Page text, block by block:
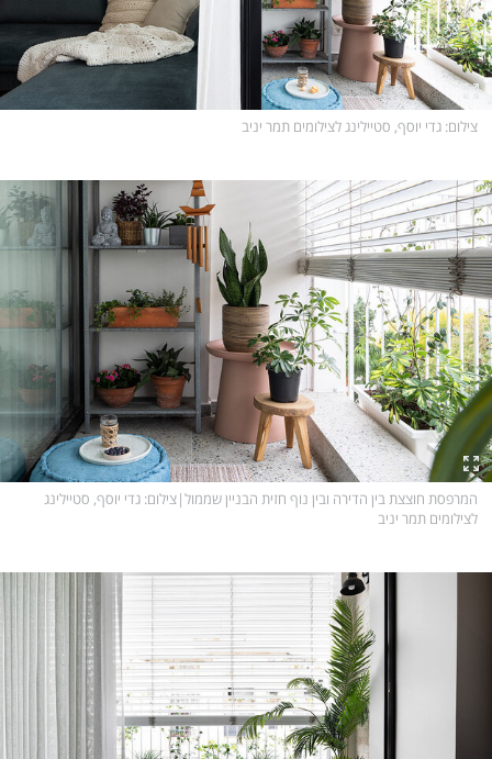
צילום: גדי יוסף, סטיילינג לצילומים תמר יניב
המרפסת חוצצת בין הדירה ובין נוף חזית הבניין שממול|צילום: גדי יוסף, סטיילינג
לצילומים תמר יניב